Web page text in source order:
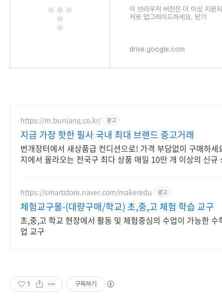
이 브라우저 버전은 더 이상 지원
저로 업그레이드하세요. 닫기
drive.google.com
https://m.bunjang.co.kr/ 광고
지금 가장 핫한 필사 국내 최대 브랜드 중고거래
번개장터에서 새상품급 컨디션으로! 가격 부담없이 구매하세
지에서 올라오는 전국구 최다 상품 매일 10만 개 이상의 신규
https://smartstore.naver.com/makeredu 광고
체험교구몰-(대량구매/학교) 초,중,고 체험 학습 교구
초,중,고 학교 현장에서 활동 및 체험중심의 수업이 가능한 수
업 교구
1 구독하기